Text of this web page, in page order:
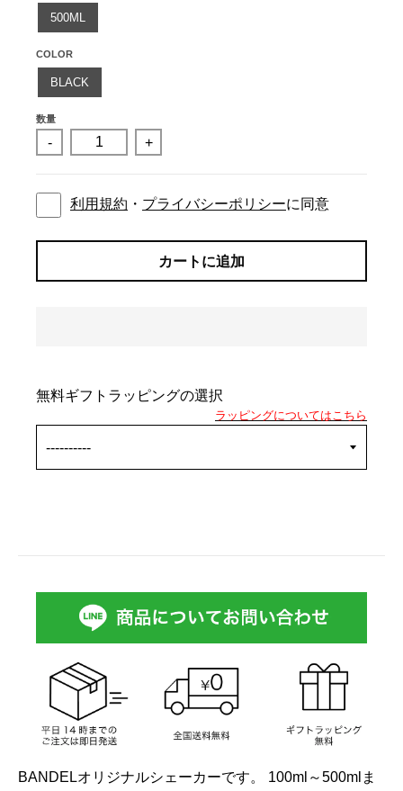
500ML
COLOR
BLACK
数量
- +
利用規約 ・ プライバシーポリシーに同意
カートに追加
無料ギフトラッピングの選択
ラッピングについてはこちら
BANDELオリジナルシェーカーです。 100ml～500mlま